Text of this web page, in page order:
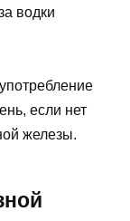
водки
если нет
железы.